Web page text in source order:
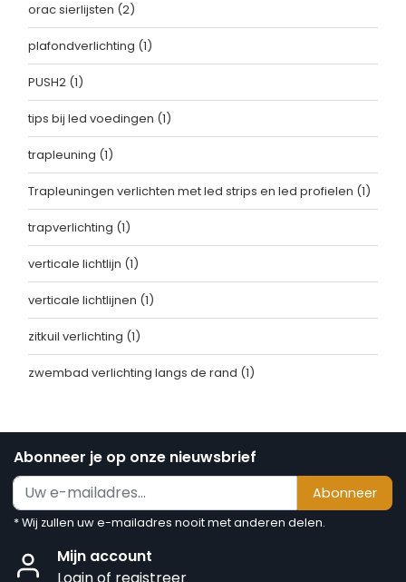
orac sierlijsten (2)
plafondverlichting (1)
PUSH2 (1)
tips bij led voedingen (1)
trapleuning (1)
Trapleuningen verlichten met led strips en led profielen (1)
trapverlichting (1)
verticale lichtlijn (1)
verticale lichtlijnen (1)
zitkuil verlichting (1)
zwembad verlichting langs de rand (1)
Abonneer je op onze nieuwsbrief
Abonneer
* Wij zullen uw e-mailadres nooit met anderen delen.
Mijn account